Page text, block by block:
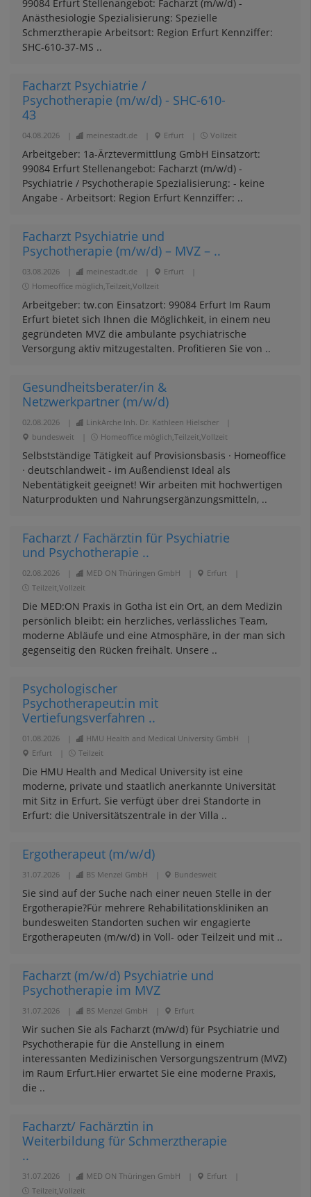
99084 Erfurt Stellenangebot: Facharzt (m/w/d) -
Anästhesiologie Spezialisierung: Spezielle
Schmerztherapie Arbeitsort: Region Erfurt Kennziffer:
SHC-610-37-MS ..
Facharzt Psychiatrie /
Psychotherapie (m/w/d) - SHC-610-
43
04.08.2026 meinestadt.de Erfurt Vollzeit
Arbeitgeber: 1a-Ärztevermittlung GmbH Einsatzort:
99084 Erfurt Stellenangebot: Facharzt (m/w/d) -
Psychiatrie / Psychotherapie Spezialisierung: - keine
Angabe - Arbeitsort: Region Erfurt Kennziffer: ..
Facharzt Psychiatrie und
Psychotherapie (m/w/d) – MVZ – ..
03.08.2026 meinestadt.de Erfurt
Homeoffice möglich,Teilzeit,Vollzeit
Arbeitgeber: tw.con Einsatzort: 99084 Erfurt Im Raum
Erfurt bietet sich Ihnen die Möglichkeit, in einem neu
gegründeten MVZ die ambulante psychiatrische
Versorgung aktiv mitzugestalten. Profitieren Sie von ..
Gesundheitsberater/in &
Netzwerkpartner (m/w/d)
02.08.2026 LinkArche Inh. Dr. Kathleen Hielscher
bundesweit
Homeoffice möglich,Teilzeit,Vollzeit
Selbstständige Tätigkeit auf Provisionsbasis · Homeoffice
· deutschlandweit - im Außendienst Ideal als
Nebentätigkeit geeignet! Wir arbeiten mit hochwertigen
Naturprodukten und Nahrungsergänzungsmitteln, ..
Facharzt / Fachärztin für Psychiatrie
und Psychotherapie ..
02.08.2026 MED ON Thüringen GmbH Erfurt
Teilzeit,Vollzeit
Die MED:ON Praxis in Gotha ist ein Ort, an dem Medizin
persönlich bleibt: ein herzliches, verlässliches Team,
moderne Abläufe und eine Atmosphäre, in der man sich
gegenseitig den Rücken freihält. Unsere ..
Psychologischer
Psychotherapeut:in mit
Vertiefungsverfahren ..
01.08.2026 HMU Health and Medical University GmbH
Erfurt
Teilzeit
Die HMU Health and Medical University ist eine
moderne, private und staatlich anerkannte Universität
mit Sitz in Erfurt. Sie verfügt über drei Standorte in
Erfurt: die Universitätszentrale in der Villa ..
Ergotherapeut (m/w/d)
31.07.2026 BS Menzel GmbH Bundesweit
Sie sind auf der Suche nach einer neuen Stelle in der
Ergotherapie?Für mehrere Rehabilitationskliniken an
bundesweiten Standorten suchen wir engagierte
Ergotherapeuten (m/w/d) in Voll- oder Teilzeit und mit ..
Facharzt (m/w/d) Psychiatrie und
Psychotherapie im MVZ
31.07.2026 BS Menzel GmbH Erfurt
Wir suchen Sie als Facharzt (m/w/d) für Psychiatrie und
Psychotherapie für die Anstellung in einem
interessanten Medizinischen Versorgungszentrum (MVZ)
im Raum Erfurt.Hier erwartet Sie eine moderne Praxis,
die ..
Facharzt/ Fachärztin in
Weiterbildung für Schmerztherapie
..
31.07.2026 MED ON Thüringen GmbH Erfurt
Teilzeit,Vollzeit